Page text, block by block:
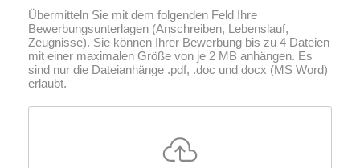
Übermitteln Sie mit dem folgenden Feld Ihre
Bewerbungsunterlagen (Anschreiben, Lebenslauf,
Zeugnisse). Sie können Ihrer Bewerbung bis zu 4 Dateien
mit einer maximalen Größe von je 2 MB anhängen. Es
sind nur die Dateianhänge .pdf, .doc und docx (MS Word)
erlaubt.